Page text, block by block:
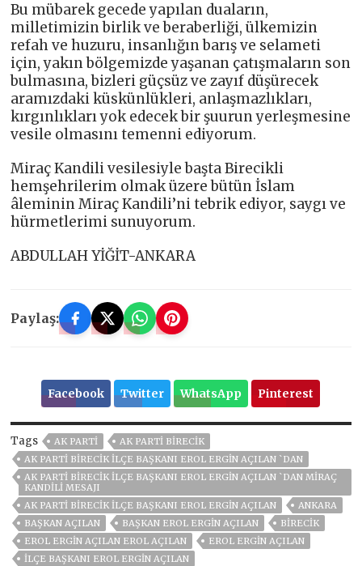
Bu mübarek gecede yapılan duaların,
milletimizin birlik ve beraberliği, ülkemizin
refah ve huzuru, insanlığın barış ve selameti
için, yakın bölgemizde yaşanan çatışmaların son
bulmasına, bizleri güçsüz ve zayıf düşürecek
aramızdaki küskünlükleri, anlaşmazlıkları,
kırgınlıkları yok edecek bir şuurun yerleşmesine
vesile olmasını temenni ediyorum.
Miraç Kandili vesilesiyle başta Birecikli
hemşehrilerim olmak üzere bütün İslam
âleminin Miraç Kandili’ni tebrik ediyor, saygı ve
hürmetlerimi sunuyorum.
ABDULLAH YİĞİT-ANKARA
Paylaş:
Facebook Twitter WhatsApp Pinterest
Tags AK PARTİ
AK PARTI BIRECIK
AK PARTİ BİRECİK İLÇE BAŞKANI EROL ERGİN AÇILAN `DAN
AK PARTİ BİRECİK İLÇE BAŞKANI EROL ERGİN AÇILAN `DAN MİRAÇ
KANDİLİ MESAJI
AK PARTI BIRECIK İLÇE BAŞKANI EROL ERGIN AÇILAN
ANKARA
BAŞKAN AÇILAN
BAŞKAN EROL ERGIN AÇILAN
BİRECİK
EROL ERGİN AÇILAN EROL AÇILAN
EROL ERGIN AÇILAN
İLÇE BAŞKANI EROL ERGIN AÇILAN